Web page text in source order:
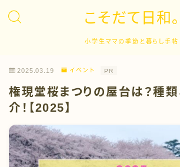
こそだて日和。
小学生ママの季節と暮らし手帖
キャリア
英語学習
2025.03.19 イベント PR
権現堂桜まつりの屋台は？種
介！【2025】